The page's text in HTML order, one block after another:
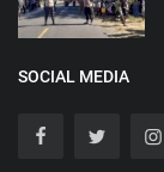
SOCIAL MEDIA